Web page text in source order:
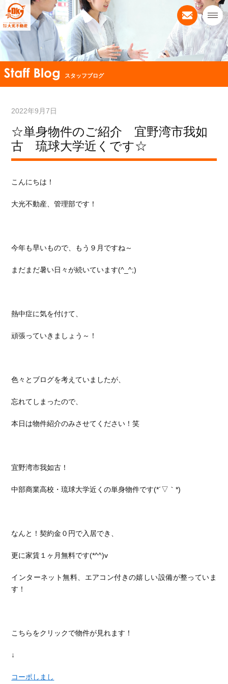
スタッフブログ
2022年9月7日
☆単身物件のご紹介 宜野湾市我如
古 琉球大学近くです☆
こんにちは！
大光不動産、管理部です！
今年も早いもので、もう９月ですね～
まだまだ暑い日々が続いています(^_^;)
熱中症に気を付けて、
頑張っていきましょう～！
色々とブログを考えていましたが、
忘れてしまったので、
本日は物件紹介のみさせてください！笑
宜野湾市我如古！
中部商業高校・琉球大学近くの単身物件です(*´▽｀*)
なんと！契約金０円で入居でき、
更に家賃１ヶ月無料です(*^^)v
インターネット無料、エアコン付きの嬉しい設備が整っていま
す！
こちらをクリックで物件が見れます！
↓
コーポしまし